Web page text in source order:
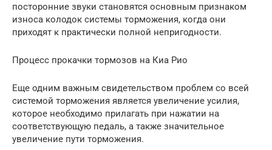
посторонние звуки становятся основным признаком
износа колодок системы торможения, когда они
приходят к практически полной непригодности.
Процесс прокачки тормозов на Киа Рио
Еще одним важным свидетельством проблем со всей
системой торможения является увеличение усилия,
которое необходимо прилагать при нажатии на
соответствующую педаль, а также значительное
увеличение пути торможения.